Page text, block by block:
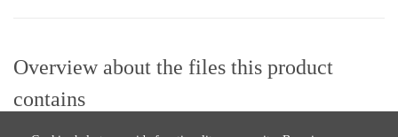
Overview about the files this product
contains